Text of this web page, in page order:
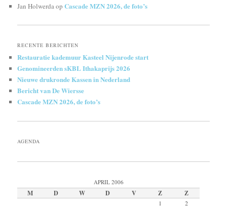
Jan HolwerdaopCascade MZN 2026, de foto’s
RECENTE BERICHTEN
Restauratie kademuur Kasteel Nijenrode start
Genomineerden sKBL Ithakaprijs 2026
Nieuwe drukronde Kassen in Nederland
Bericht van De Wiersse
Cascade MZN 2026, de foto’s
AGENDA
APRIL 2006
M D W D V Z Z
1
2